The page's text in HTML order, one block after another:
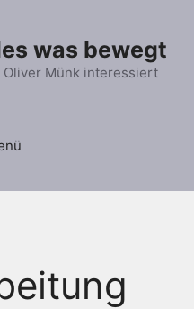
was bewegt
Oliver Münk interessiert